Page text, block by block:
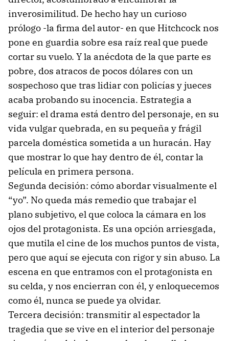
inverosimilitud. De hecho hay un curioso
prólogo -la firma del autor- en que Hitchcock nos
pone en guardia sobre esa raíz real que puede
cortar su vuelo. Y la anécdota de la que parte es
pobre, dos atracos de pocos dólares con un
sospechoso que tras lidiar con policías y jueces
acaba probando su inocencia. Estrategia a
seguir: el drama está dentro del personaje, en su
vida vulgar quebrada, en su pequeña y frágil
parcela doméstica sometida a un huracán. Hay
que mostrar lo que hay dentro de él, contar la
película en primera persona.
Segunda decisión: cómo abordar visualmente el
“yo”. No queda más remedio que trabajar el
plano subjetivo, el que coloca la cámara en los
ojos del protagonista. Es una opción arriesgada,
que mutila el cine de los muchos puntos de vista,
pero que aquí se ejecuta con rigor y sin abuso. La
escena en que entramos con el protagonista en
su celda, y nos encierran con él, y enloquecemos
como él, nunca se puede ya olvidar.
Tercera decisión: transmitir al espectador la
tragedia que se vive en el interior del personaje